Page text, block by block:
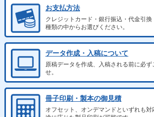
お支払方法
クレジットカード・銀行振込・代金引
種類の中からお選びください。
データ作成・入稿について
原稿データを作成、入稿される前に必ず
せ。
冊子印刷・製本の御見積
オフセット、オンデマンドといずれも対